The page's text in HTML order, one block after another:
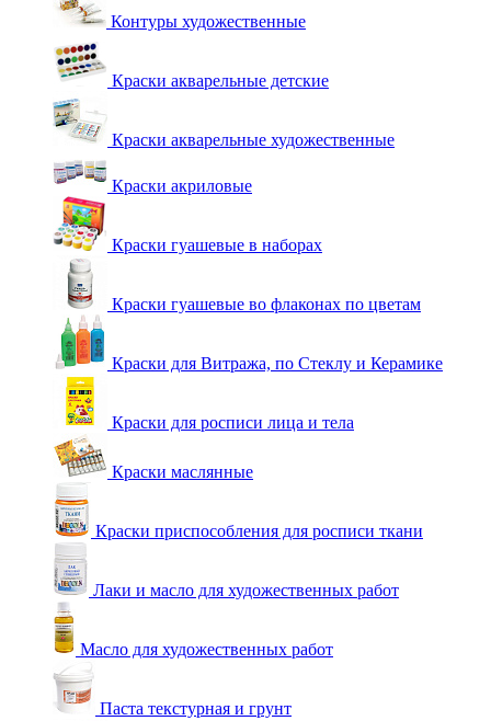
Контуры художественные
Краски акварельные детские
Краски акварельные художественные
Краски акриловые
Краски гуашевые в наборах
Краски гуашевые во флаконах по цветам
Краски для Витража, по Стеклу и Керамике
Краски для росписи лица и тела
Краски маслянные
Краски приспособления для росписи ткани
Лаки и масло для художественных работ
Масло для художественных работ
Паста текстурная и грунт